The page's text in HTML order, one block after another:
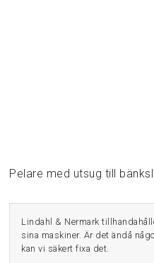
Pelare med utsug till
Lindahl & Nermark
sina maskiner. Är det ändå
kan vi säkert fixa det.